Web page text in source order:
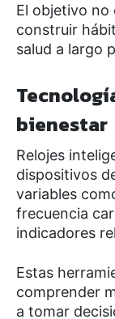
El objetivo no
construir
salud a largo
bienestar
Relojes
dispositivos
variables
frecuencia
indicadores
Estas
comprender
a tomar